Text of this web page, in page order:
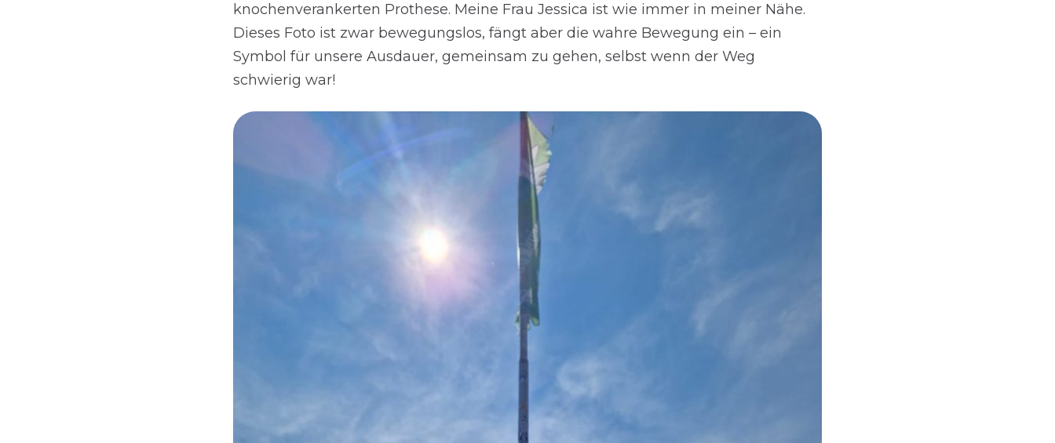
knochenverankerten Prothese. Meine Frau Jessica ist wie immer in meiner Nähe.
Dieses Foto ist zwar bewegungslos, fängt aber die wahre Bewegung ein – ein
Symbol für unsere Ausdauer, gemeinsam zu gehen, selbst wenn der Weg
schwierig war!